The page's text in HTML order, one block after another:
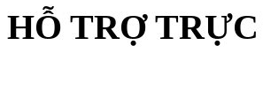
HỖ TRỢ